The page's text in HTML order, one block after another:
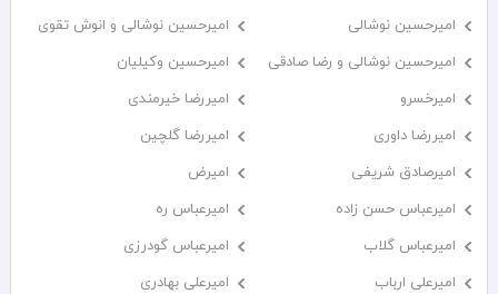
امیرحسین نوشالی
امیرحسین نوشالی و انوش تقوی
امیرحسین نوشالی و رضا صادقی
امیرحسین وکیلیان
امیرخسرو
امیررضا خیرمندی
امیررضا داوری
امیررضا گلچین
امیرصادق شریفی
امیرض
امیرعباس حسن زاده
امیرعباس ره
امیرعباس گلاب
امیرعباس گودرزی
امیرعلی ارباب
امیرعلی بهادری